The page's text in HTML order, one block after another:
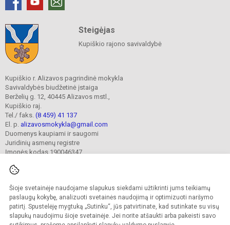
Šioje svetainėje naudojame slapukus siekdami užtikrinti jums teikiamų
paslaugų kokybę, analizuoti svetainės naudojimą ir optimizuoti naršymo
patirtį. Spustelėję mygtuką „Sutinku“, jūs patvirtinate, kad sutinkate su visų
slapukų naudojimu šioje svetainėje. Jei norite atšaukti arba pakeisti savo
Steigėjas
Kupiškio rajono savivaldybė
Kupiškio r. Alizavos pagrindinė mokykla
Savivaldybės biudžetinė įstaiga
Berželių g. 12, 40445 Alizavos mstl.,
Kupiškio raj.
Tel./ faks. (8 459) 41 137
El. p. alizavosmokykla@gmail.com
Duomenys kaupiami ir saugomi
Juridinių asmenų registre
Įmonės kodas 190046347
© 2023. Kupiškio r. Alizavos pagrindinė mokykla. Visos teisės saugomos.
Kopijuoti turinį be raštiško įstaigos administracijos sutikimo griežtai draudžiama.
Prieinamumo paraiška Slapukų valdymas